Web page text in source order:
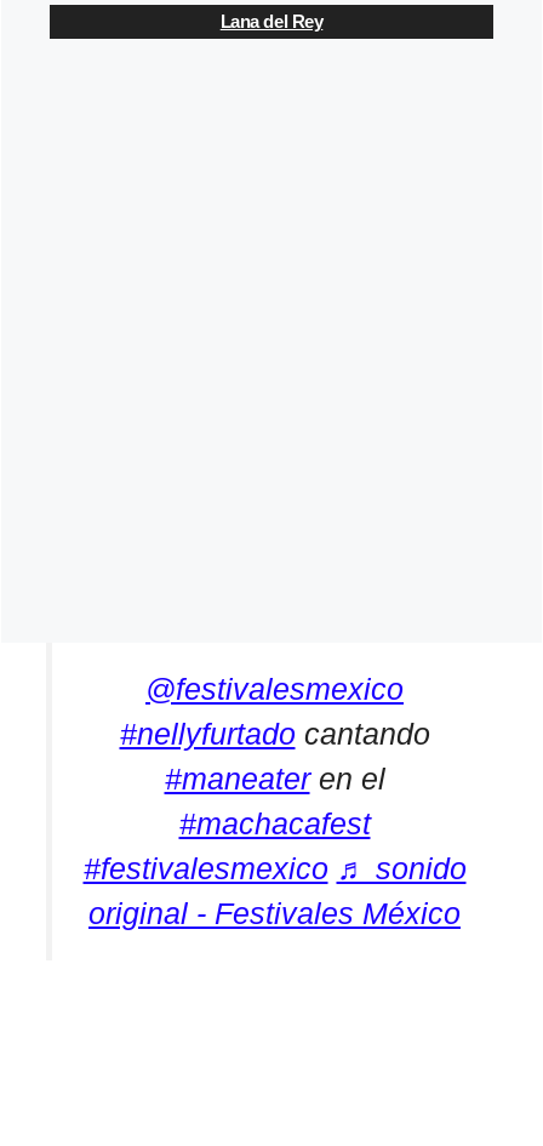
Lana del Rey
@festivalesmexico
#nellyfurtado cantando
#maneateren el
#machacafest
#festivalesmexico ♬ sonido
original - Festivales México